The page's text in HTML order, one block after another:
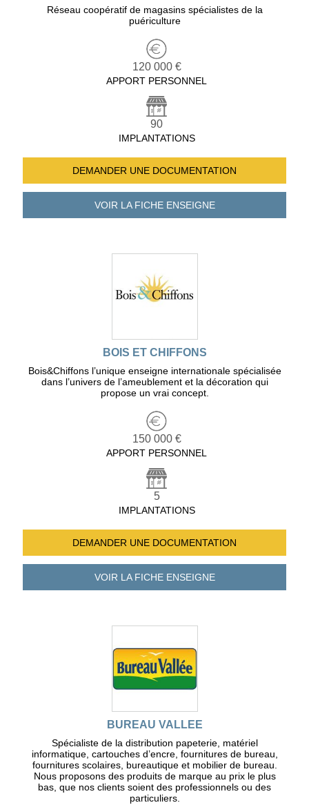
Réseau coopératif de magasins spécialistes de la
puériculture
120 000 €
APPORT PERSONNEL
90
IMPLANTATIONS
DEMANDER UNE DOCUMENTATION
VOIR LA FICHEENSEIGNE
BOIS ET CHIFFONS
Bois&Chiffons l’unique enseigne internationale spécialisée
dans l’univers de l’ameublement et la décoration qui
propose un vrai concept.
150 000 €
APPORT PERSONNEL
5
IMPLANTATIONS
DEMANDER UNE DOCUMENTATION
VOIR LA FICHEENSEIGNE
BUREAU VALLEE
Spécialiste de la distribution papeterie, matériel
informatique, cartouches d’encre, fournitures de bureau,
fournitures scolaires, bureautique et mobilier de bureau.
Nous proposons des produits de marque au prix le plus
bas, que nos clients soient des professionnels ou des
particuliers.